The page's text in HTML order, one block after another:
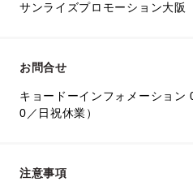
サンライズプロモーション大阪
お問合せ
キョードーインフォメーショ
0／日祝休業）
注意事項